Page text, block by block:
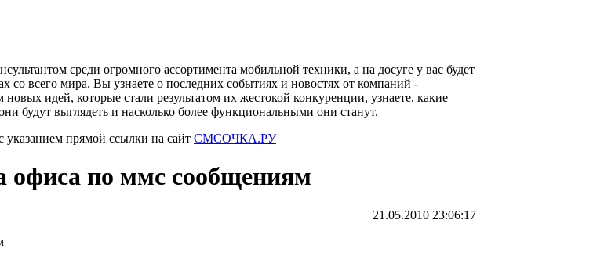
среди огромного ассортимента мобильной техники, а на досуге у вас будет
со всего мира. Вы узнаете о последних событиях и новостях от компаний -
идей, которые стали результатом их жестокой конкуренции, узнаете, какие
будут выглядеть и насколько более функциональными они станут.
указанием прямой ссылки на сайт СМСОЧКА.РУ
офиса по ммс сообщениям
21.05.2010 23:06:17